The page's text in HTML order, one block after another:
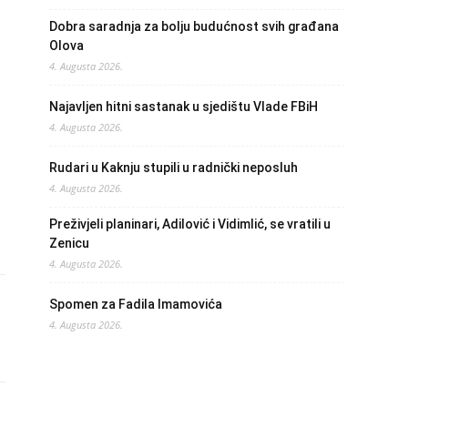
Dobra saradnja za bolju budućnost svih građana
Olova
4. Augusta 2026.
Najavljen hitni sastanak u sjedištu Vlade FBiH
4. Augusta 2026.
Rudari u Kaknju stupili u radnički neposluh
4. Augusta 2026.
Preživjeli planinari, Adilović i Vidimlić, se vratili u
Zenicu
4. Augusta 2026.
Spomen za Fadila Imamovića
4. Augusta 2026.